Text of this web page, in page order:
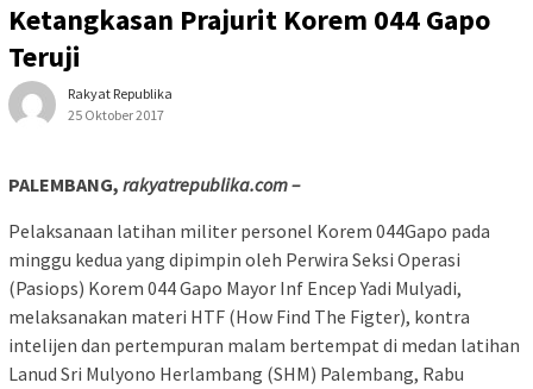
Ketangkasan Prajurit Korem 044 Gapo
Teruji
Rakyat Republika
25 Oktober 2017
PALEMBANG, rakyatrepublika.com –
Pelaksanaan latihan militer personel Korem 044Gapo pada
minggu kedua yang dipimpin oleh Perwira Seksi Operasi
(Pasiops) Korem 044 Gapo Mayor Inf Encep Yadi Mulyadi,
melaksanakan materi HTF (How Find The Figter), kontra
intelijen dan pertempuran malam bertempat di medan latihan
Lanud Sri Mulyono Herlambang (SHM) Palembang, Rabu